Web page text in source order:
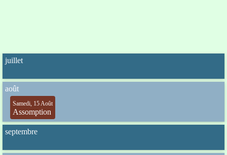
juillet
août
Samedi, 15 Août
Assomption
septembre